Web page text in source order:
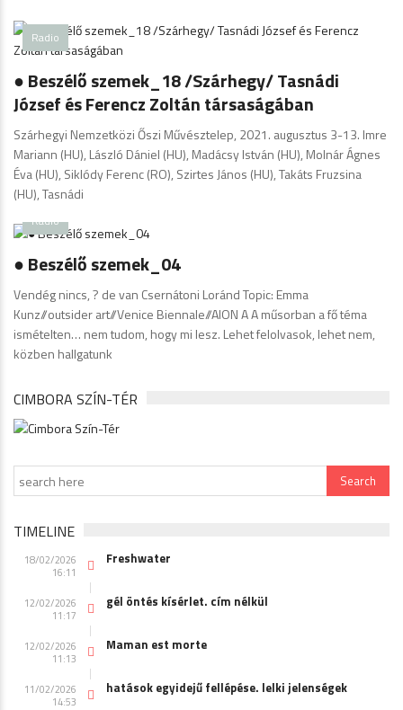
Radio
● Beszélő szemek_18 /Szárhegy/ Tasnádi
József és Ferencz Zoltán társaságában
Szárhegyi Nemzetközi Őszi Művésztelep, 2021. augusztus 3-13. Imre
Mariann (HU), László Dániel (HU), Madácsy István (HU), Molnár Ágnes
Éva (HU), Siklódy Ferenc (RO), Szirtes János (HU), Takáts Fruzsina
(HU), Tasnádi
Radio
● Beszélő szemek_04
Vendég nincs, ? de van Csernátoni Loránd Topic: Emma
Kunz//outsider art//Venice Biennale//AION A A műsorban a fő téma
ismételten… nem tudom, hogy mi lesz. Lehet felolvasok, lehet nem,
közben hallgatunk
CIMBORA SZÍN-TÉR
TIMELINE
18/02/2026
16:11
Freshwater
12/02/2026
11:17
gél öntés kísérlet. cím nélkül
12/02/2026
11:13
Maman est morte
11/02/2026
14:53
hatások egyidejű fellépése. lelki jelenségek